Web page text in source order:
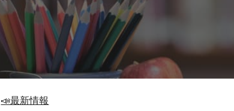
📣最新情報